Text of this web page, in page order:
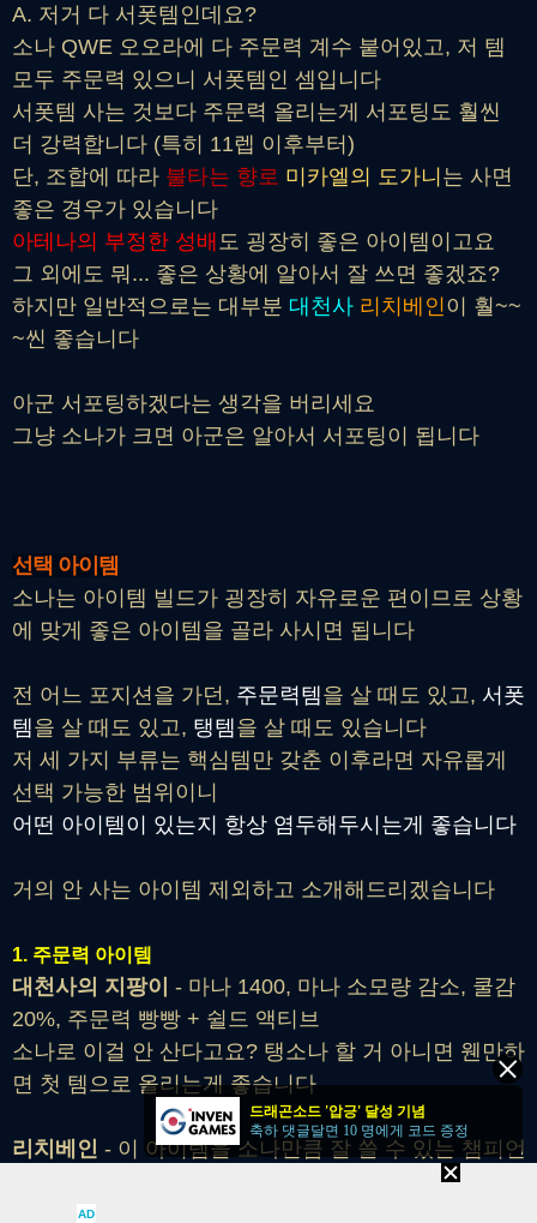
A. 저거 다 서폿템인데요?
소나 QWE 오오라에 다 주문력 계수 붙어있고, 저 템
모두 주문력 있으니 서폿템인 셈입니다
서폿템 사는 것보다 주문력 올리는게 서포팅도 훨씬
더 강력합니다 (특히 11렙 이후부터)
단, 조합에 따라 불타는 향로 미카엘의 도가니 는 사면
좋은 경우가 있습니다
아테나의 부정한 성배 도 굉장히 좋은 아이템이고요
그 외에도 뭐... 좋은 상황에 알아서 잘 쓰면 좋겠죠?
하지만 일반적으로는 대부분 대천사 리치베인이 훨~~
~씬 좋습니다
아군 서포팅하겠다는 생각을 버리세요
그냥 소나가 크면 아군은 알아서 서포팅이 됩니다
선택 아이템
소나는 아이템 빌드가 굉장히 자유로운 편이므로 상황
에 맞게 좋은 아이템을 골라 사시면 됩니다
전 어느 포지션을 가던, 주문력템을 살 때도 있고, 서폿
템을 살 때도 있고, 탱템을 살 때도 있습니다
저 세 가지 부류는 핵심템만 갖춘 이후라면 자유롭게
선택 가능한 범위이니
어떤 아이템이 있는지 항상 염두해두시는게 좋습니다
거의 안 사는 아이템 제외하고 소개해드리겠습니다
1. 주문력 아이템
대천사의 지팡이 - 마나 1400, 마나 소모량 감소, 쿨감
20%, 주문력 빵빵 + 쉴드 액티브
소나로 이걸 안 산다고요? 탱소나 할 거 아니면 웬만하
면 첫 템으로 올리는게 좋습니다
리치베인 - 이 아이템을 소나만큼 잘 쓸 수 있는 챔피언
진짜 소나한테 가장 좋은 아이템이니까 제발 사세요
AD
드래곤소드 '압긍' 달성 기념
축하 댓글달면 10 명에게 코드 증정